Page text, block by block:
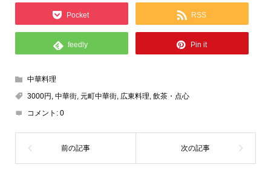
Pocket RSS
feedly Pin it
中華料理
3000円 , 中華街, 元町中華街, 広東料理, 飲茶・点心
コメント: 0